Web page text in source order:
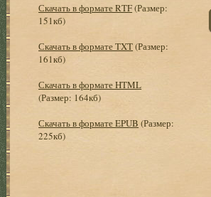
Скачать в формате RTF(Размер:
151кб)
Скачать в формате TXT(Размер:
161кб)
Скачать в формате HTML
(Размер: 164кб)
Скачать в формате EPUB (Размер:
225кб)